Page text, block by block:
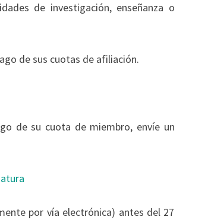
de investigación, enseñanza o
de sus cuotas de afiliación.
de su cuota de miembro, envíe un
por vía electrónica) antes del 27